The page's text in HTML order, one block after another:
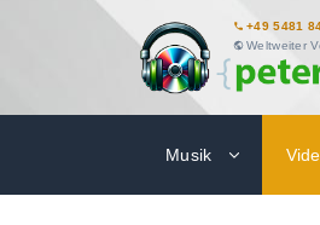
+49 5481
Weltweiter
Musik